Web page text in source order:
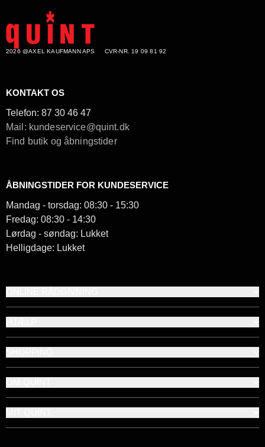
2026 @AXEL KAUFMANN APS CVR-NR. 19 09 81 92
KONTAKT OS
Telefon: 87 30 46 47
Mail: kundeservice@quint.dk
Find butik og åbningstider
ÅBNINGSTIDER FOR KUNDESERVICE
Mandag - torsdag: 08:30 - 15:30
Fredag: 08:30 - 14:30
Lørdag - søndag: Lukket
Helligdage: Lukket